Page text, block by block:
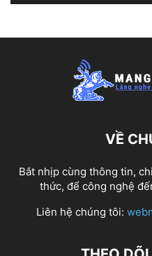
VỀ
Bắt nhịp cùng thông tin,
thức, để công nghệ
Liên hệ chúng tôi: